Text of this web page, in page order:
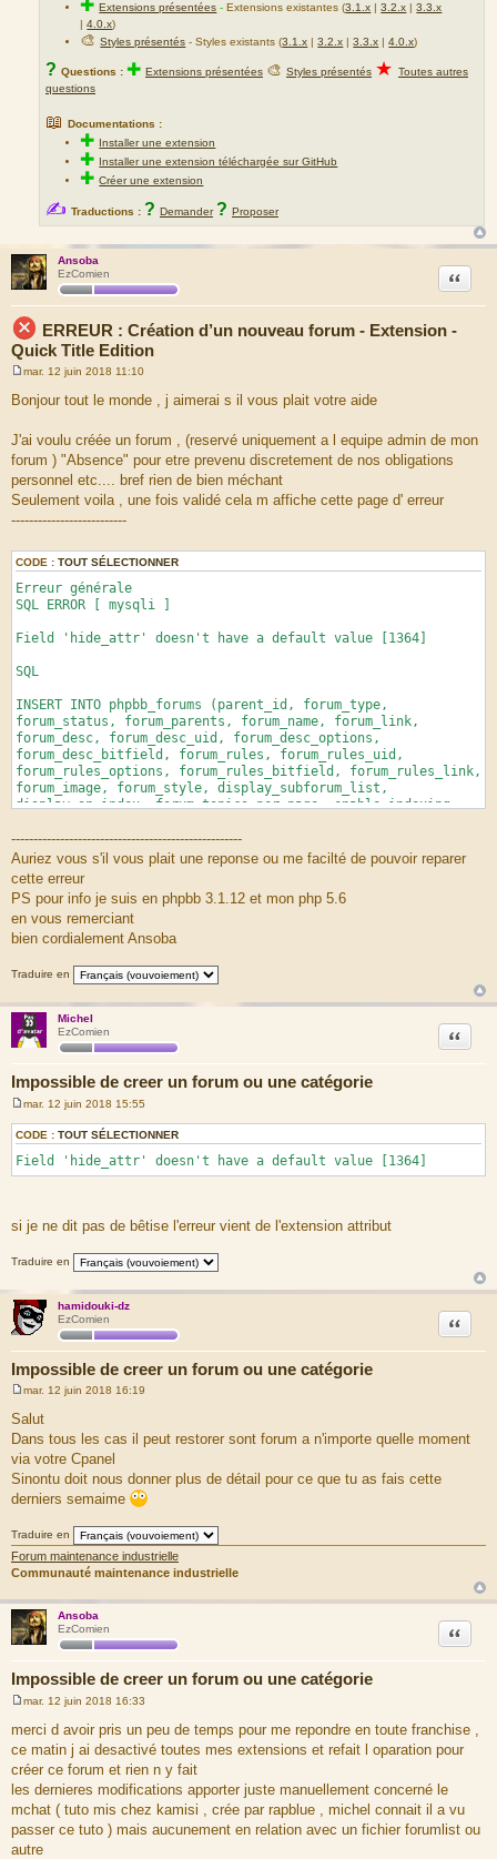
✚Extensions présentées -Extensions existantes (3.1.x |3.2.x |3.3.x
|4.0.x)
🎨Styles présentés - Styles existants (3.1.x |3.2.x |3.3.x |4.0.x)
? Questions : ✚ Extensions présentées 🎨 Styles présentés ★ Toutes autres
questions
📖 Documentations :
✚ Installer une extension
✚ Installer une extension téléchargée sur GitHub
✚Créer une extension
✍ Traductions : ? Demander ? Proposer
Ansoba
EzComien
ERREUR : Création d’un nouveau forum - Extension -
Quick Title Edition
Citation
s
a
g
e
mar. 12 juin 2018 11:10
Bonjour tout le monde , j aimerai s il vous plait votre aide
J'ai voulu créée un forum , (reservé uniquement a l equipe admin de mon
forum ) "Absence" pour etre prevenu discretement de nos obligations
personnel etc.... bref rien de bien méchant
Seulement voila , une fois validé cela m affiche cette page d' erreur
--------------------------
CODE : TOUT SÉLECTIONNER
Erreur générale
SQL ERROR [ mysqli ]
Field 'hide_attr' doesn't have a default value [1364]
SQL
INSERT INTO phpbb_forums (parent_id, forum_type,
forum_status, forum_parents, forum_name, forum_link,
forum_desc, forum_desc_uid, forum_desc_options,
forum_desc_bitfield, forum_rules, forum_rules_uid,
forum_rules_options, forum_rules_bitfield, forum_rules_link,
forum_image, forum_style, display_subforum_list,
display_on_index, forum_topics_per_page, enable_indexing,
prune_viewed, prune_freq, prune_shadow_days,
prune_shadow_freq, forum_options, forum_flags, left_id,
right_id) VALUES (5, 1, 0, '', 'Absence', '', '', '', 7, '',
'', '', 7, '', '', 'images/forumicons/Pirates.png', 3, 1, 1,
0, 1, 1, 0, 0, 7, 7, 1, 7, 1, 0, 112, '5', 6)
BACKTRACE
FILE: (not given by php)
LINE: (not given by php)
CALL: msg_handler()
FILE: [ROOT]/phpbb/db/driver/driver.php
LINE: 855
FILE: [ROOT]/phpbb/db/driver/mysqli.php
LINE: 193
CALL: phpbb\db\driver\driver->sql_error()
FILE: [ROOT]/phpbb/db/driver/factory.php
FILE: [ROOT]/includes/acp/acp_forums.php
LINE: 1141
CALL: phpbb\db\driver\factory->sql_query()
FILE: [ROOT]/includes/acp/acp_forums.php
LINE: 199
CALL: acp_forums->update_forum_data()
FILE: [ROOT]/includes/functions_module.php
LINE: 674
FILE: [ROOT]/adm/index.php
LINE: 81
CALL: p_master->load_active()
----------------------------------------------------
Auriez vous s'il vous plait une reponse ou me facilté de pouvoir reparer
cette erreur
PS pour info je suis en phpbb 3.1.12 et mon php 5.6
en vous remerciant
bien cordialement Ansoba
Traduire en
Michel
EzComien
Impossible de creer un forum ou une catégorie
Citation
e
s
s
a
g
mar. 12 juin 2018 15:55
CODE : TOUT SÉLECTIONNER
Field 'hide_attr' doesn't have a default value [1364]
si je ne dit pas de bêtise l'erreur vient de l'extension attribut
Traduire en
hamidouki-dz
EzComien
Impossible de creer un forum ou une catégorie
Citation
e
s
s
g
e
mar. 12 juin 2018 16:19
Salut
Dans tous les cas il peut restorer sont forum a n'importe quelle moment
via votre Cpanel
Sinontu doit nous donner plus de détail pour ce que tu as fais cette
derniers semaime
Traduire en
Forum maintenance industrielle
Communauté maintenance industrielle
Ansoba
EzComien
Impossible de creer un forum ou une catégorie
Citation
s
s
a
g
e
mar. 12 juin 2018 16:33
merci d avoir pris un peu de temps pour me repondre en toute franchise ,
ce matin j ai desactivé toutes mes extensions et refait l oparation pour
créer ce forum et rien n y fait
les dernieres modifications apporter juste manuellement concerné le
mchat ( tuto mis chez kamisi , crée par rapblue , michel connait il a vu
passer ce tuto ) mais aucunement en relation avec un fichier forumlist ou
autre